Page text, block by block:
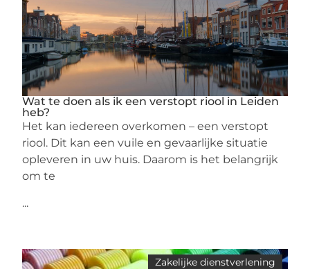
Wat te doen als ik een verstopt riool in Leiden
heb?
Het kan iedereen overkomen – een verstopt
riool. Dit kan een vuile en gevaarlijke situatie
opleveren in uw huis. Daarom is het belangrijk
om te
...
Zakelijke dienstverlening